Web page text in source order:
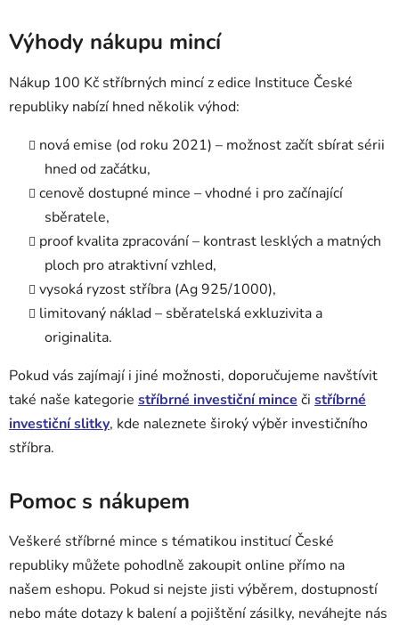
Výhody nákupu mincí
Nákup 100 Kč stříbrných mincí z edice Instituce České
republiky nabízí hned několik výhod:
nová emise (od roku 2021) – možnost začít sbírat sérii
hned od začátku,
cenově dostupné mince – vhodné i pro začínající
sběratele,
proof kvalita zpracování – kontrast lesklých a matných
ploch pro atraktivní vzhled,
vysoká ryzost stříbra (Ag 925/1000),
limitovaný náklad – sběratelská exkluzivita a
originalita.
Pokud vás zajímají i jiné možnosti, doporučujeme navštívit
také naše kategorie stříbrné investiční mince či stříbrné
investiční slitky, kde naleznete široký výběr investičního
stříbra.
Pomoc s nákupem
Veškeré stříbrné mince s tématikou institucí České
republiky můžete pohodlně zakoupit online přímo na
našem eshopu. Pokud si nejste jisti výběrem, dostupností
nebo máte dotazy k balení a pojištění zásilky, neváhejte nás